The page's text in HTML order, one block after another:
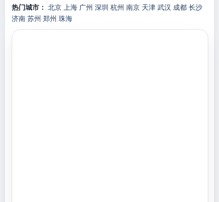
热门城市： 北京 上海 广州 深圳 杭州 南京 天津 武汉 成都 长沙
济南 苏州 郑州 珠海